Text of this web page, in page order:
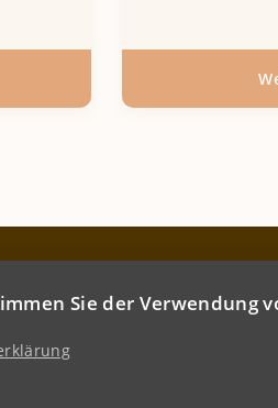
Sie der Verwendung